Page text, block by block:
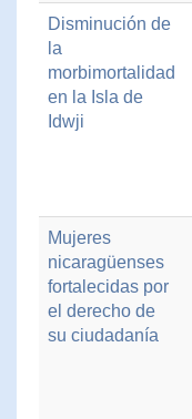
Disminución de
la
morbimortalidad
en la Isla de
Idwji
Mujeres
nicaragüenses
fortalecidas por
el derecho de
su ciudadanía